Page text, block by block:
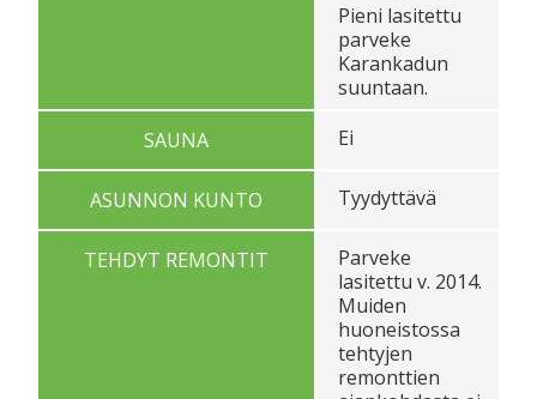
Pieni lasitettu
parveke
Karankadun
suuntaan.
SAUNA
Ei
ASUNNON KUNTO Tyydyttävä
TEHDYT REMONTIT
Parveke
lasitettu v. 2014.
Muiden
huoneistossa
tehtyjen
remonttien